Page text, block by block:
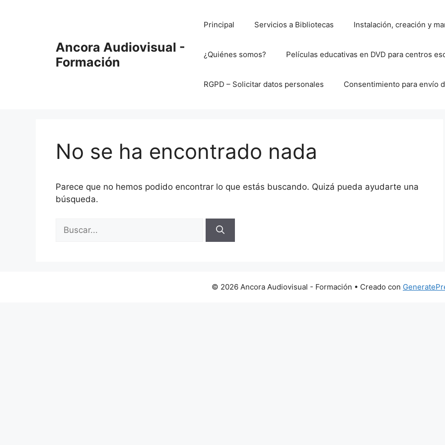
Ancora Audiovisual -
Formación
Principal Servicios a Bibliotecas Instalación, creación y
¿Quiénes somos? Películas educativas en DVD para centros
RGPD – Solicitar datos personales Consentimiento para envío
No se ha encontrado nada
Parece que no hemos podido encontrar lo que estás buscando. Quizá pueda ayudarte una
búsqueda.
© 2026 Ancora Audiovisual - Formación • Creado con